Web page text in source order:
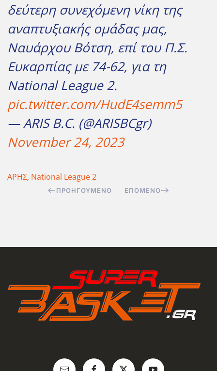
δεύτερη συνεχόμενη νίκη της
αναπτυξιακής ομάδας μας,
Ναυάρχου Βότση, επί του Π.Σ.
Ευκαρπίας με 74-62, για τη
National League 2.
pic.twitter.com/HudE4semm5
— ARIS B.C. (@ARISBCgr)
November 24, 2023
ΑΡΗΣ, National League 2
ΠΡΟΗΓΟΎΜΕΝΟ ΕΠΌΜΕΝΟ